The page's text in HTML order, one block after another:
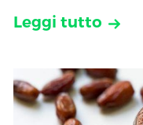
Leggi tutto